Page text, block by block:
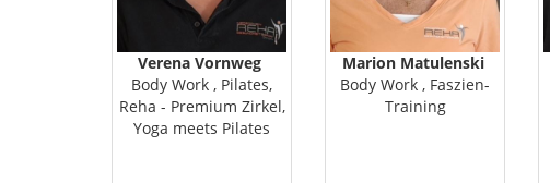
Verena Vornweg
Body Work , Pilates,
Reha - Premium Zirkel,
Yoga meets Pilates
Marion Matulenski
Body Work , Faszien-
Training